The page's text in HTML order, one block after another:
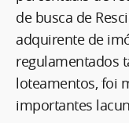
de busca de
adquirente de
regulamentados
loteamentos, foi
importantes